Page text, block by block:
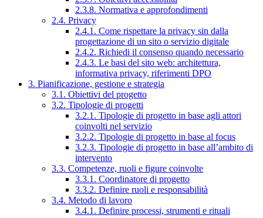
2.3.8. Normativa e approfondimenti
2.4. Privacy
2.4.1. Come rispettare la privacy sin dalla
progettazione di un sito o servizio digitale
2.4.2. Richiedi il consenso quando necessario
2.4.3. Le basi del sito web: architettura,
informativa privacy, riferimenti DPO
3. Pianificazione, gestione e strategia
3.1. Obiettivi del progetto
3.2. Tipologie di progetti
3.2.1. Tipologie di progetto in base agli attori
coinvolti nel servizio
3.2.2. Tipologie di progetto in base al focus
3.2.3. Tipologie di progetto in base all’ambito di
intervento
3.3. Competenze, ruoli e figure coinvolte
3.3.1. Coordinatore di progetto
3.3.2. Definire ruoli e responsabilità
3.4. Metodo di lavoro
3.4.1. Definire processi, strumenti e rituali